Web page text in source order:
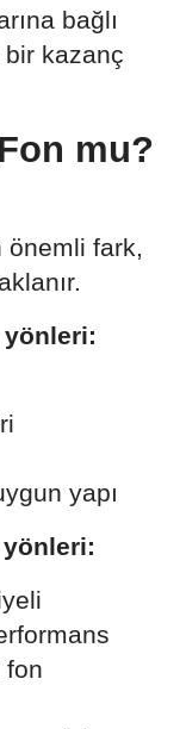
bağlı
kazanç
mu?
önemli fark,
yönleri:
yapı
yönleri:
fon